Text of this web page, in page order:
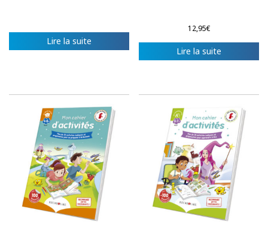
Lire la suite
12,95€
Lire la suite